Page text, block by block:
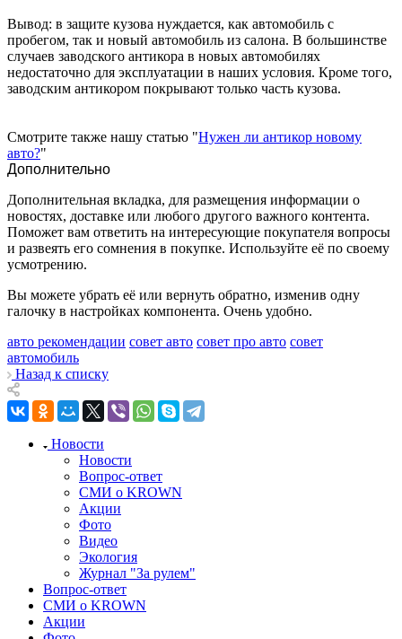
Вывод: в защите кузова нуждается, как автомобиль с
пробегом, так и новый автомобиль из салона. В большинстве
случаев заводского антикора в новых автомобилях
недостаточно для эксплуатации в наших условия. Кроме того,
заводским антикором покрывают только часть кузова.
Смотрите также нашу статью "Нужен ли антикор новому
авто?"
Дополнительно
Дополнительная вкладка, для размещения информации о
новостях, доставке или любого другого важного контента.
Поможет вам ответить на интересующие покупателя вопросы
и развеять его сомнения в покупке. Используйте её по своему
усмотрению.
Вы можете убрать её или вернуть обратно, изменив одну
галочку в настройках компонента. Очень удобно.
авто рекомендации совет авто совет про авто совет
автомобиль
Назад к списку
Новости
Новости
Вопрос-ответ
СМИ о KROWN
Акции
Фото
Видео
Экология
Журнал "За рулем"
Вопрос-ответ
СМИ о KROWN
Акции